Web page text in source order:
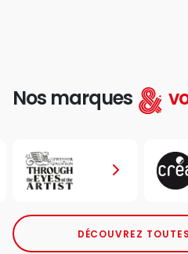
Nos marques
DÉCOUVREZ